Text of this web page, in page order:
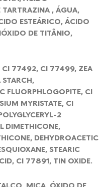
TARTRAZINA , ÁGUA,
ESTEÁRICO, ÁCIDO
DE TITÂNIO,
CI 77492, CI 77499, ZEA
STARCH,
FLUORPHLOGOPITE, CI
MYRISTATE, CI
2
DIMETHICONE,
DEHYDROACETIC
STEARIC
CI 77891, TIN OXIDE.
MICA, ÓXIDO DE